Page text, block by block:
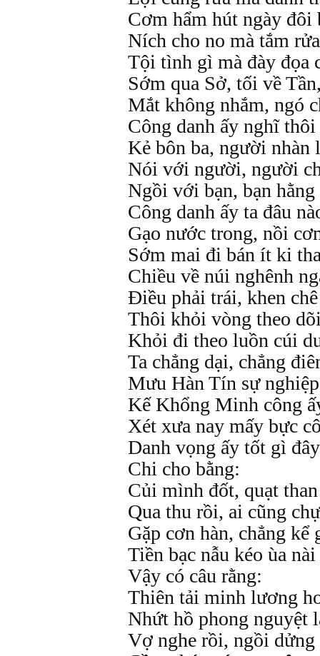
Cơm hẩm hút ngày đôi
Ních cho no mà tắm
Tội tình gì mà đày đọa
Sớm qua Sở, tối về
Mắt không nhắm, ngó
Công danh ấy nghĩ thôi
Kẻ bôn ba, người nhàn
Nói với người, người
Ngồi với bạn, bạn
Công danh ấy ta đâu
Gạo nước trong, nồi
Sớm mai đi bán ít ki
Chiều về núi nghênh
Điều phải trái, khen
Thôi khỏi vòng theo
Khỏi đi theo luồn cúi
Ta chẳng dại, chẳng
Mưu Hàn Tín sự
Kế Khổng Minh công
Xét xưa nay mấy bực
Danh vọng ấy tốt gì
Chi cho bằng:
Củi mình đốt, quạt
Qua thu rồi, ai cũng
Gặp cơn hàn, chẳng kể
Tiền bạc nẫu kéo ùa
Vậy có câu rằng:
Thiên tải minh lương
Nhứt hồ phong nguyệt
Vợ nghe rồi, ngồi dửng